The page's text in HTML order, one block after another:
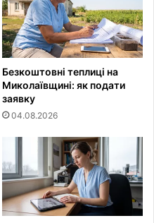
Безкоштовні теплиці на
Миколаївщині: як подати
заявку
04.08.2026